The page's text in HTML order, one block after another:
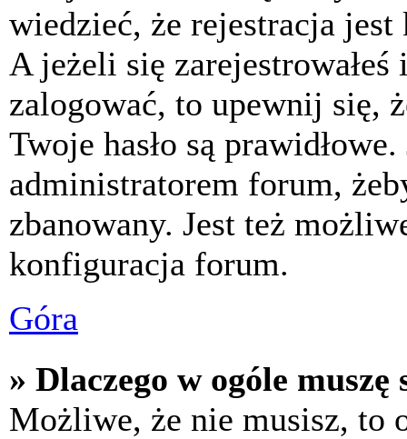
wiedzieć, że rejestracja
A jeżeli się
zalogować, to upewnij się,
Twoje hasło są
administratorem forum,
zbanowany. Jest też
konfiguracja forum.
Góra
» Dlaczego w ogóle
Możliwe, że nie musisz, to